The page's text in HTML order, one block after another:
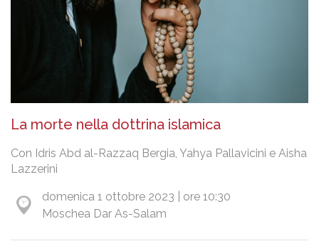
La morte nella dottrina islamica
Con Idris Abd al-Razzaq Bergia, Yahya Pallavicini e Aisha
Lazzerini
domenica 1 ottobre 2023 | ore 10:30
Moschea Dar As-Salam